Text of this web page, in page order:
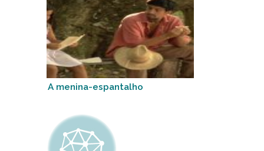
A menina-espantalho